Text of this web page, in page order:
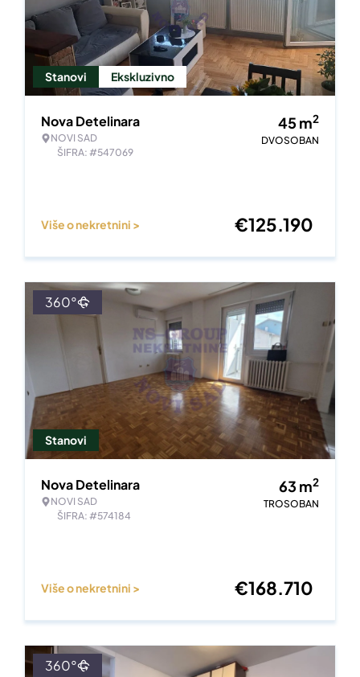
Stanovi Ekskluzivno
Nova Detelinara
NOVI SAD
ŠIFRA: #547069
45m2
DVOSOBAN
Više o nekretnini > €125.190
Stanovi
360°
Nova Detelinara
NOVI SAD
ŠIFRA: #574184
63 m2
TROSOBAN
Više o nekretnini > €168.710
360°